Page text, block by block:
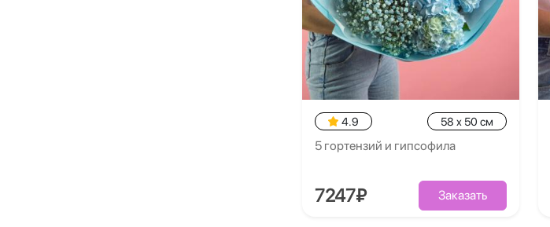
4.9 58 x 50 см
5 гортензий и гипсофила
7247₽ Заказать